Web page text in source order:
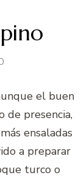
el buen
de presencia,
ensaladas
a preparar
turco o